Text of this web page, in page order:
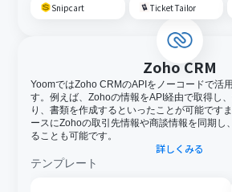
Snipcart Ticket Tailor
Zoho CRM
YoomではZoho CRMのAPIをノーコードで活
す。例えば、Zohoの情報をAPI経由で取得し
り、書類を作成するといったことが可能です
ースにZohoの取引先情報や商談情報を同期し
ることも可能です。
詳しくみる
テンプレート